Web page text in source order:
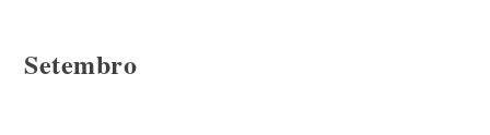
Setembro